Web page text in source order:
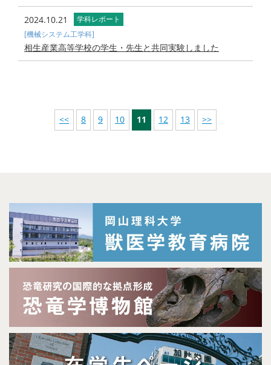
2024.10.21
学科レポート
[機械システム工学科]
相生産業高等学校の学生・先生と共同実験しました
<< 8 9 10 11 12 13 >>